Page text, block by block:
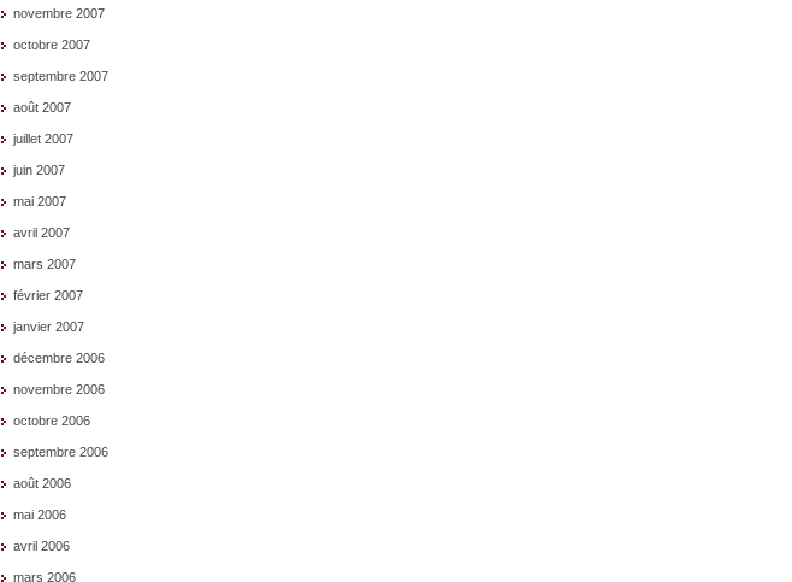
novembre 2007
octobre 2007
septembre 2007
août 2007
juillet 2007
juin 2007
mai 2007
avril 2007
mars 2007
février 2007
janvier 2007
décembre 2006
novembre 2006
octobre 2006
septembre 2006
août 2006
mai 2006
avril 2006
mars 2006